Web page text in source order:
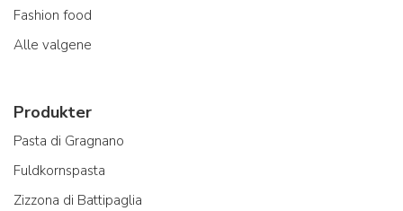
Fashion food
Alle valgene
Produkter
Pasta di Gragnano
Fuldkornspasta
Zizzona di Battipaglia